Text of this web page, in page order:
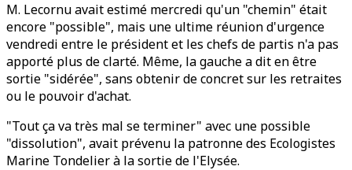
M. Lecornu avait estimé mercredi qu'un "chemin" était
encore "possible", mais une ultime réunion d'urgence
vendredi entre le président et les chefs de partis n'a pas
apporté plus de clarté. Même, la gauche a dit en être
sortie "sidérée", sans obtenir de concret sur les retraites
ou le pouvoir d'achat.
"Tout ça va très mal se terminer" avec une possible
"dissolution", avait prévenu la patronne des Ecologistes
Marine Tondelier à la sortie de l'Elysée.